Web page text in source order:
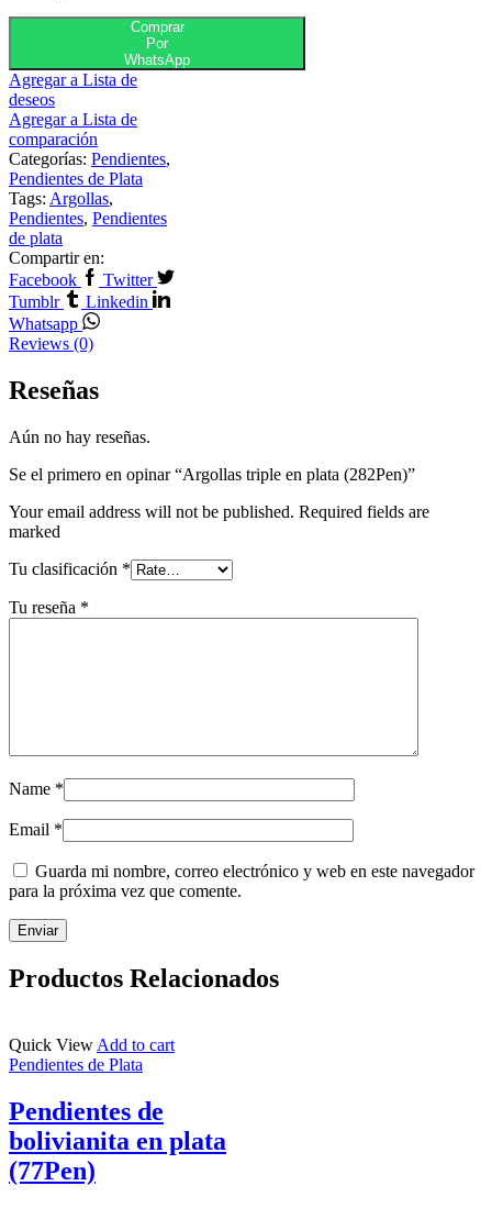
Comprar
Por
WhatsApp
Agregar a Lista de
deseos
Agregar a Lista de
comparación
Categorías: Pendientes,
Pendientes de Plata
Tags: Argollas,
Pendientes, Pendientes
de plata
Compartir en:
Facebook
Twitter
Tumblr
Linkedin
Whatsapp
Reviews (0)
Reseñas
Aún no hay reseñas.
Se el primero en opinar “Argollas triple en plata (282Pen)”
Your email address will not be published. Required fields are
marked
Tu clasificación *
Tu reseña *
Name *
Email *
Guarda mi nombre, correo electrónico y web en este navegador
para la próxima vez que comente.
Productos Relacionados
Quick View Add to cart
Pendientes de Plata
Pendientes de
bolivianita en plata
(77Pen)